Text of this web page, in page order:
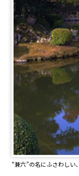
“兼六”の名にふさわしい